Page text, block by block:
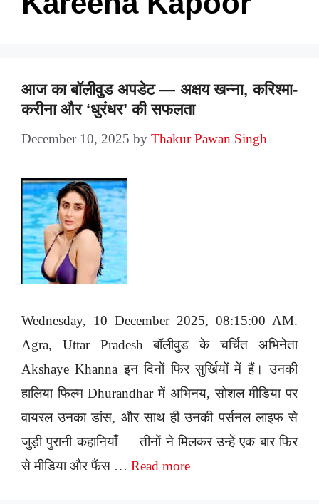
आज का बॉलीवुड अपडेट — अक्षय खन्ना, करिश्मा-
करीना और ‘धुरंधर’ की सफलता
December 10, 2025 by Thakur Pawan Singh
Wednesday, 10 December 2025, 08:15:00 AM.
Agra, Uttar Pradesh बॉलीवुड के चर्चित अभिनेता
Akshaye Khanna इन दिनों फिर सुर्खियों में हैं। उनकी
हालिया फिल्म Dhurandhar में अभिनय, सोशल मीडिया पर
वायरल उनका डांस, और साथ ही उनकी पर्सनल लाइफ से
जुड़ी पुरानी कहानियाँ — तीनों ने मिलकर उन्हें एक बार फिर
से मीडिया और फैंस … Read more